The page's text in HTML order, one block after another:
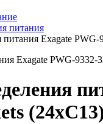
питания
питания Exagate PWG-
Exagate PWG-